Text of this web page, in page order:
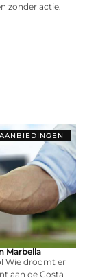
zonder actie.
AANBIEDINGEN
Marbella
Wie droomt er
aan de Costa